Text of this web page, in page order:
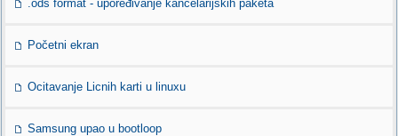
.ods format - upoređivanje kancelarijskih paketa
Početni ekran
Ocitavanje Licnih karti u linuxu
Samsung upao u bootloop